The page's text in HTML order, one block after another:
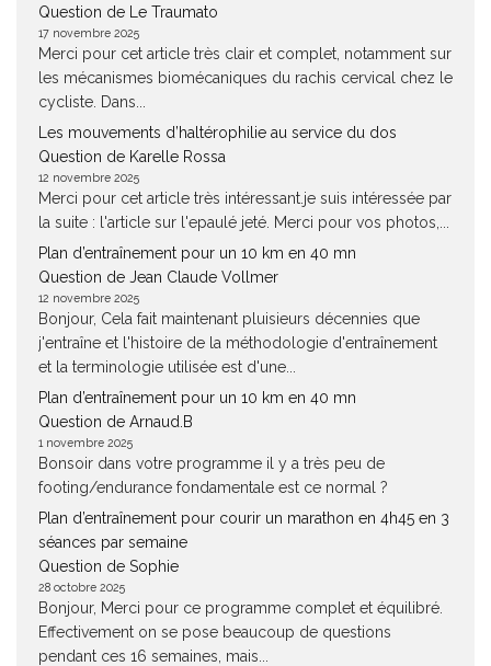
Question de Le Traumato
17 novembre 2025
Merci pour cet article très clair et complet, notamment sur
les mécanismes biomécaniques du rachis cervical chez le
cycliste. Dans...
Les mouvements d’haltérophilie au service du dos
Question de Karelle Rossa
12 novembre 2025
Merci pour cet article très intéressant.je suis intéressée par
la suite : l'article sur l'epaulé jeté. Merci pour vos photos,...
Plan d’entraînement pour un 10 km en 40 mn
Question de Jean Claude Vollmer
12 novembre 2025
Bonjour, Cela fait maintenant pluisieurs décennies que
j'entraîne et l'histoire de la méthodologie d'entraînement
et la terminologie utilisée est d'une...
Plan d’entraînement pour un 10 km en 40 mn
Question de Arnaud.B
1 novembre 2025
Bonsoir dans votre programme il y a très peu de
footing/endurance fondamentale est ce normal ?
Plan d’entraînement pour courir un marathon en 4h45 en 3
séances par semaine
Question de Sophie
28 octobre 2025
Bonjour, Merci pour ce programme complet et équilibré.
Effectivement on se pose beaucoup de questions
pendant ces 16 semaines, mais...